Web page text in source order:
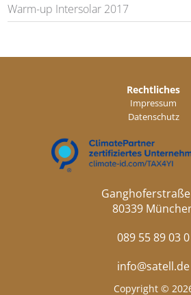
Warm-up Intersolar 2017
Rechtliches
Impressum
Datenschutz
80339
089 55 89 03 0
info@satell.de
Copyright ©